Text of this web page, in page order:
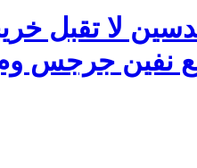
لا تقبل
نفين جرجس